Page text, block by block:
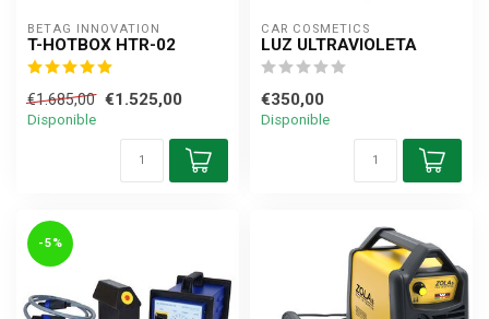
BETAG INNOVATION
T-HOTBOX HTR-02
€1.685,00 €1.525,00
Disponible
CAR COSMETICS
LUZ ULTRAVIOLETA
€350,00
Disponible
-5%